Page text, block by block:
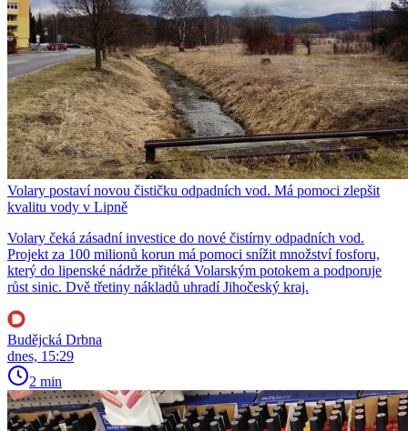
Volary postaví novou čističku odpadních vod. Má pomoci zlepšit
kvalitu vody v Lipně
Volary čeká zásadní investice do nové čistírny odpadních vod.
Projekt za 100 milionů korun má pomoci snížit množství fosforu,
který do lipenské nádrže přitéká Volarským potokem a podporuje
růst sinic. Dvě třetiny nákladů uhradí Jihočeský kraj.
Budějcká Drbna
dnes, 15:29
2 min